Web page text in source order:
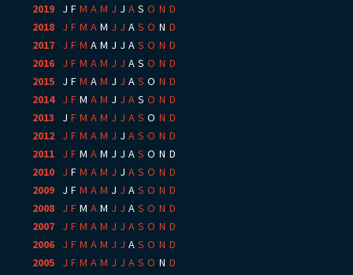
2019
J F M A M J J A S O N D
2018
J F M A M J J A S O N D
2017
J F M A M J J A S O N D
2016
J F M A M J J A S O N D
2015
J F M A M J J A S O N D
2014: J F M A M J J A S O N D
2013
J F M A M J J A S O N D
2012
J F M A M J J A S O N D
2011
J F M A M J J A S O N D
2010
J F M A M J J A S O N D
2009
J F M A M J J A S O N D
2008
J F M A M J J A S O N D
2007
J F M A M J J A S O N D
2006
J F M A M J J A S O N D
2005
J F M A M J J A S O N D